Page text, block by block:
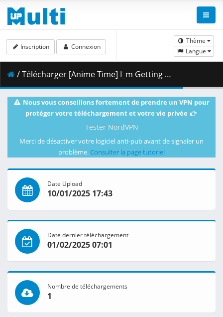
Thème
Langue
Inscription Connexion
/ Télécharger [Anime Time] I_m Getting Married to a Girl I Hate in My Class - 01 [720p CR WEB-DL AVC AAC].mkv.002 ( 351.39 MB )
Nous vous conseillons fortement de prendre un VPN pour
protéger votre téléchargement et votre vie privée
Tester NordVPN
Merci de désactiver votre logiciel anti-pub avant de signaler un
problème. Consulter la page tutoriel
Date Upload
10/01/2025 17:43
Date dernier téléchargement
01/02/2025 07:01
Nombre de téléchargements
1